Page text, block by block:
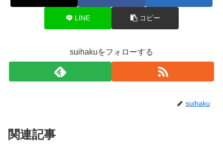
LINE コピー
suihakuをフォローする
suihaku
関連記事